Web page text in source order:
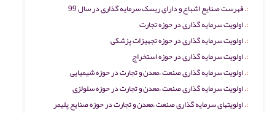
فهرست صنایع اشباع و دارای ریسک سرمایه گذاری در سال 99
اولویت سرمایه گذاری در حوزه تجارت
اولویت سرمایه گذاری در حوزه تجهیزات پزشکی
اولویت سرمایه گذاری در حوزه استخراج
اولویت سرمایه گذاری صنعت ،معدن و تجارت در حوزه شیمیایی
اولویت سرمایه گذاری صنعت ،معدن و تجارت در حوزه سلولزی
اولویتهای سرمایه گذاری صنعت ،معدن و تجارت در حوزه صنایع پلیمر